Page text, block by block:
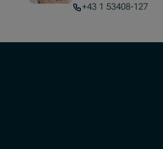
+43 1 53408-127